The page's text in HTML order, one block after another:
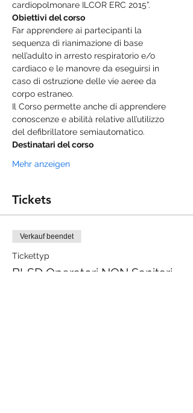
Far apprendere ai partecipanti la
sequenza di rianimazione di base
nell’adulto in arresto respiratorio e/o
cardiaco e le manovre da eseguirsi in
caso di ostruzione delle vie aeree da
Il Corso permette anche di apprendere
conoscenze e abilità relative all’utilizzo
Mehr anzeigen
Tickets
Verkauf beendet
Tickettyp
BLSD Operatori NON Sanitari